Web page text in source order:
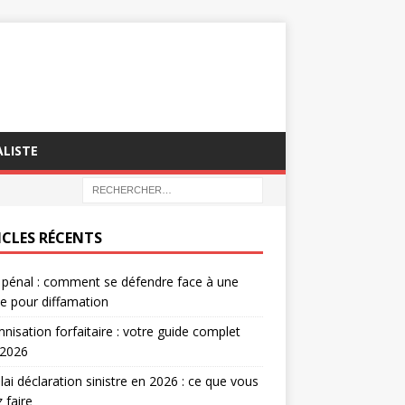
RÉCENTS
: comment se défendre face à une
pour diffamation
forfaitaire : votre guide complet
déclaration sinistre en 2026 : ce que vous
faire